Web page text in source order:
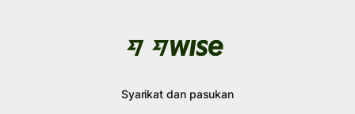
Syarikat dan pasukan